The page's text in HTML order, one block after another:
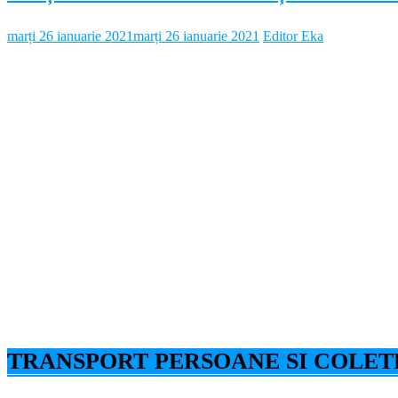
marți 26 ianuarie 2021marți 26 ianuarie 2021 Editor Eka
TRANSPORT PERSOANE SI